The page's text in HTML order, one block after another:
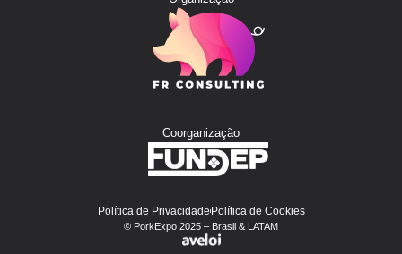
Coorganização
Política de PrivacidadePolítica de Cookies
© PorkExpo 2025 – Brasil & LATAM